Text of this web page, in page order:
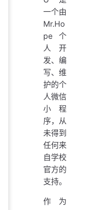
一个由
Mr.Ho
pe 个
人开
发、编
写、维
护的个
人微信
小程
序，从
未得到
任何来
自学校
官方的
支持。
作为